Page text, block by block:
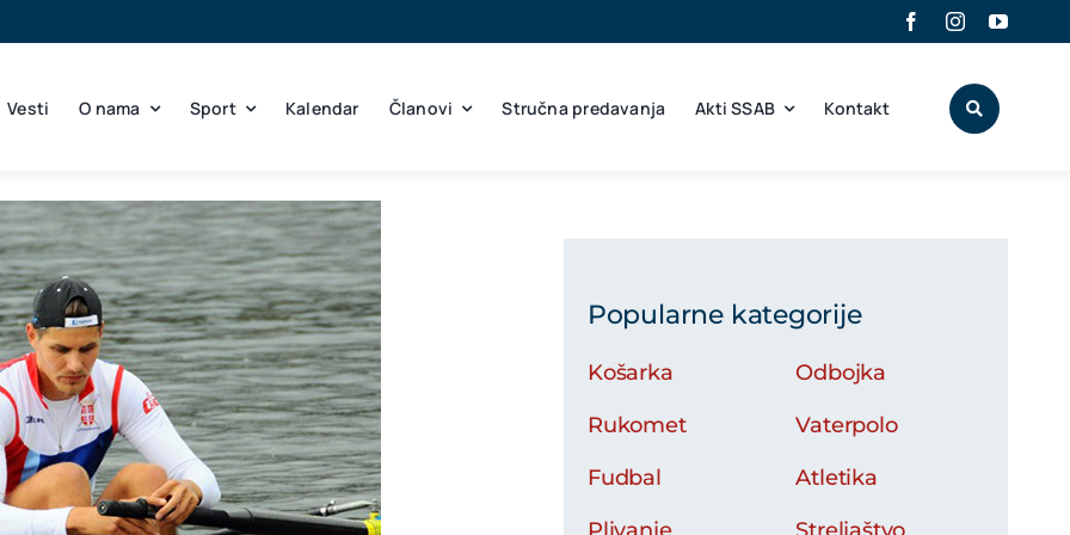
Vesti O nama Sport Kalendar Članovi Stručna predavanja Akti SSAB Kontakt
Popularne kategorije
Košarka
Rukomet
Fudbal
Odbojka
Vaterpolo
Atletika